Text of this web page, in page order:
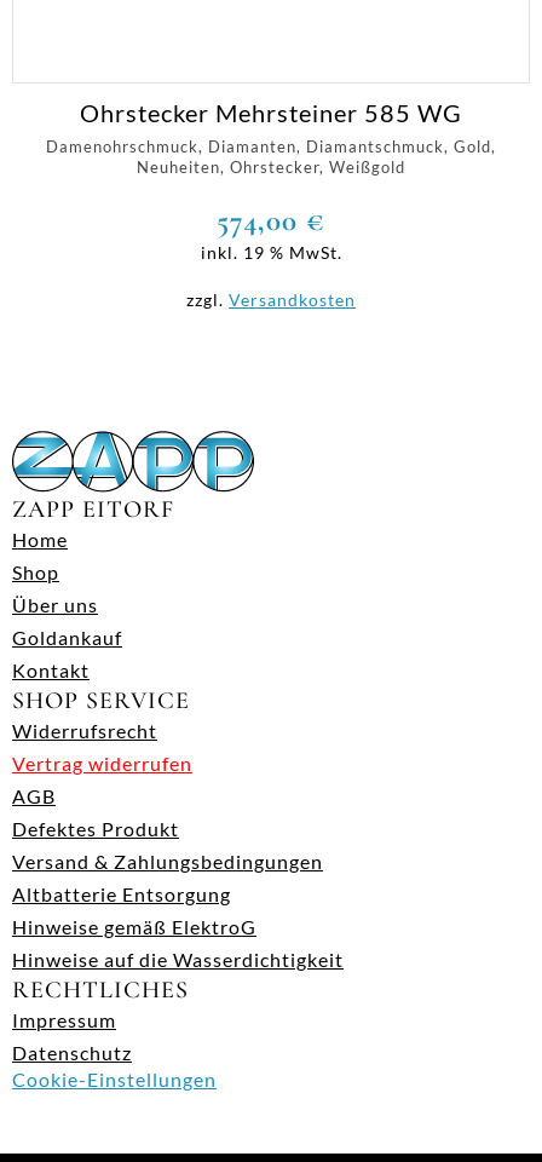
Damenohrschmuck, Diamanten, Diamantschmuck, Gold,
Neuheiten, Ohrstecker, Weißgold
Ohrstecker Mehrsteiner 585 WG
574,00 €
inkl. 19 % MwSt.
zzgl. Versandkosten
ZAPP EITORF
Home
Shop
Über uns
Goldankauf
Kontakt
SHOP SERVICE
Widerrufsrecht
Vertrag widerrufen
AGB
Defektes Produkt
Versand & Zahlungsbedingungen
Altbatterie Entsorgung
Hinweise gemäß ElektroG
Hinweise auf die Wasserdichtigkeit
RECHTLICHES
Impressum
Datenschutz
Cookie-Einstellungen